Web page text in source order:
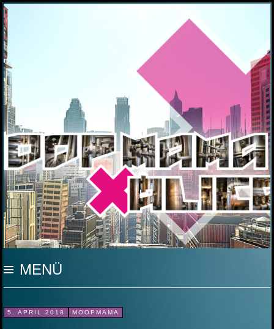
MOOP MAMA
MENÜ
INHALT
5. APRIL 2018 MOOPMAMA